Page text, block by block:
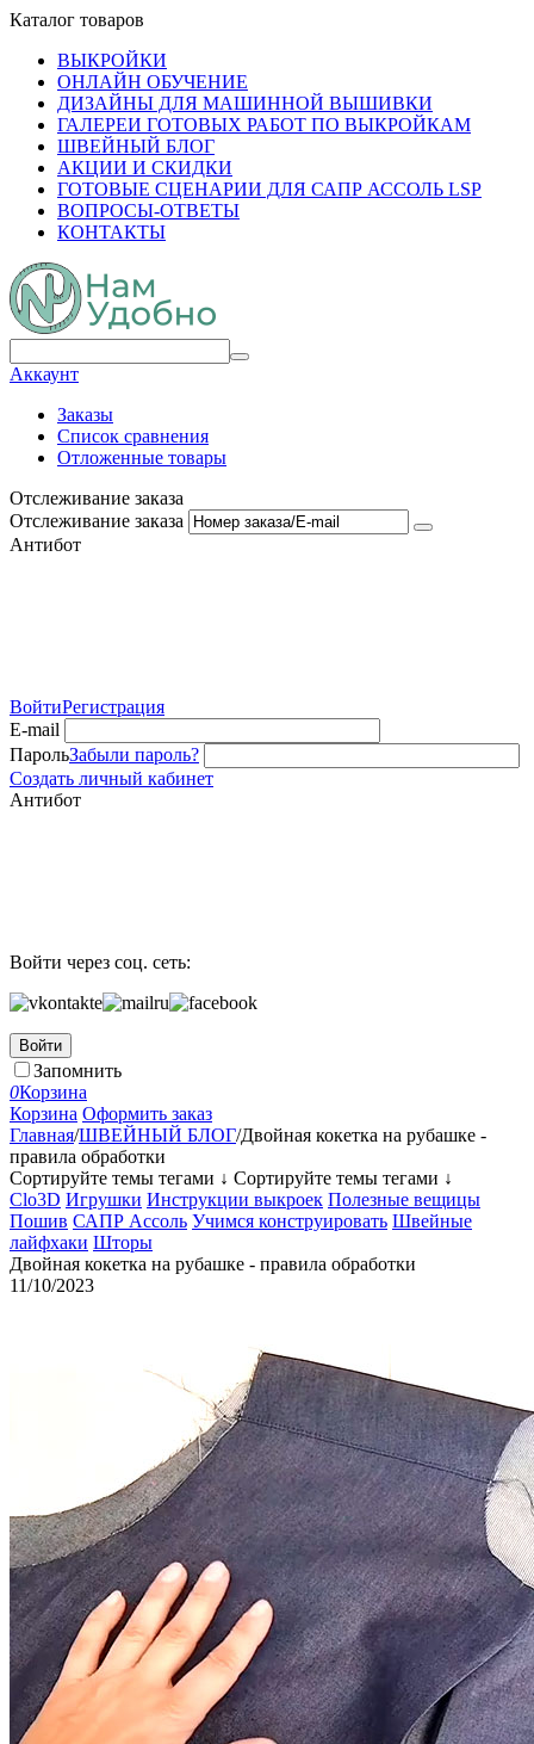
Каталог товаров
ВЫКРОЙКИ
ОНЛАЙН ОБУЧЕНИЕ
ДИЗАЙНЫ ДЛЯ МАШИННОЙ ВЫШИВКИ
ГАЛЕРЕИ ГОТОВЫХ РАБОТ ПО ВЫКРОЙКАМ
ШВЕЙНЫЙ БЛОГ
АКЦИИ И СКИДКИ
ГОТОВЫЕ СЦЕНАРИИ ДЛЯ САПР АССОЛЬ LSP
ВОПРОСЫ-ОТВЕТЫ
КОНТАКТЫ
Аккаунт
Заказы
Список сравнения
Отложенные товары
Отслеживание заказа
Отслеживание заказа
Антибот
ВойтиРегистрация
E-mail
ПарольЗабыли пароль?
Создать личный кабинет
Антибот
Войти через соц. сеть:
Войти
Запомнить
0Корзина
Корзина Оформить заказ
Главная/ШВЕЙНЫЙ БЛОГ/Двойная кокетка на рубашке -
правила обработки
Сортируйте темы тегами ↓ Сортируйте темы тегами ↓
Clo3D Игрушки Инструкции выкроек Полезные вещицы
Пошив САПР Ассоль Учимся конструировать Швейные
лайфхаки Шторы
Двойная кокетка на рубашке - правила обработки
11/10/2023